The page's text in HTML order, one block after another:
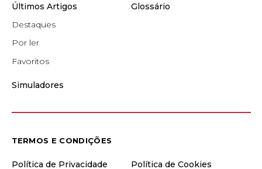
Últimos Artigos
Destaques
Por ler
Favoritos
Glossário
Simuladores
TERMOS E CONDIÇÕES
Política de Privacidade Política de Cookies